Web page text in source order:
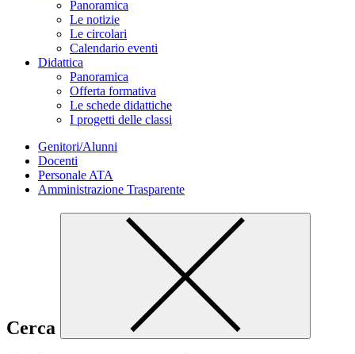
Panoramica
Le notizie
Le circolari
Calendario eventi
Didattica
Panoramica
Offerta formativa
Le schede didattiche
I progetti delle classi
Genitori/Alunni
Docenti
Personale ATA
Amministrazione Trasparente
Cerca